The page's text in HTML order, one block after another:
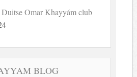
Duitse Omar Khayyám club
BLOG